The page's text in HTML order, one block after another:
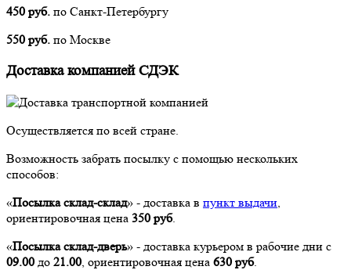
450 руб. по Санкт-Петербургу
550 руб. по Москве
Доставка компанией СДЭК
Осуществляется по всей стране.
Возможность забрать посылку с помощью нескольких
способов:
«Посылка склад-склад» - доставка в пункт выдачи
ориентировочная цена 350 руб.
«Посылка склад-дверь» - доставка курьером в рабочие дни с
09.00 до 21.00 , ориентировочная цена 630 руб.